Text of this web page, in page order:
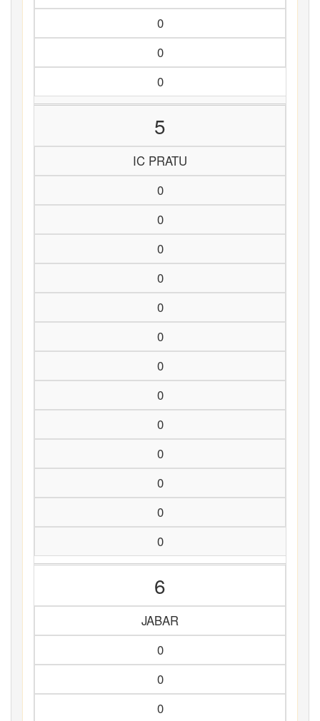
0
0
0
5
IC PRATU
0
0
0
0
0
0
0
0
0
0
0
0
0
6
JABAR
0
0
0